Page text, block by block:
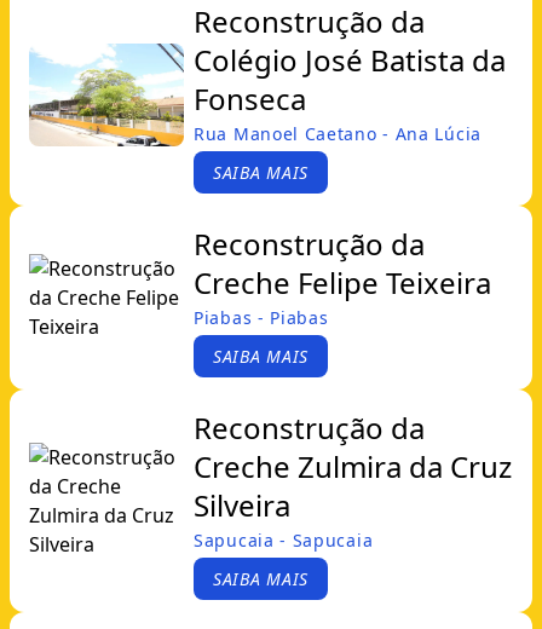
Reconstrução da
Colégio José Batista da
Fonseca
Rua Manoel Caetano - Ana Lúcia
SAIBA MAIS
Reconstrução da
Creche Felipe Teixeira
Piabas - Piabas
SAIBA MAIS
Reconstrução da
Creche Zulmira da Cruz
Silveira
Sapucaia - Sapucaia
SAIBA MAIS